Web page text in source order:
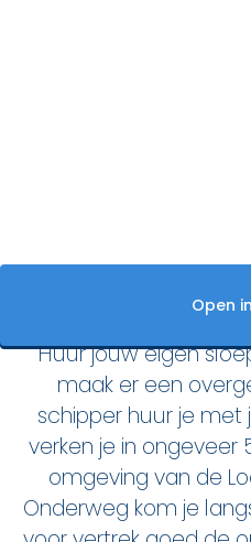
Alle evenementen
Cadeaubon
De sloep
Nu reserveren
Klassieke sloep
Huur jouw eigen
maak er een
schipper huur je
verken je in ongeveer
omgeving van de
Onderweg kom je